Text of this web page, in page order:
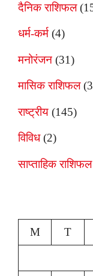
दैनिक राशिफल
धर्म-कर्म (4)
मनोरंजन (31)
मासिक राशिफल
राष्ट्रीय (145)
विविध(2)
साप्ताहिक राशिफल
M
T